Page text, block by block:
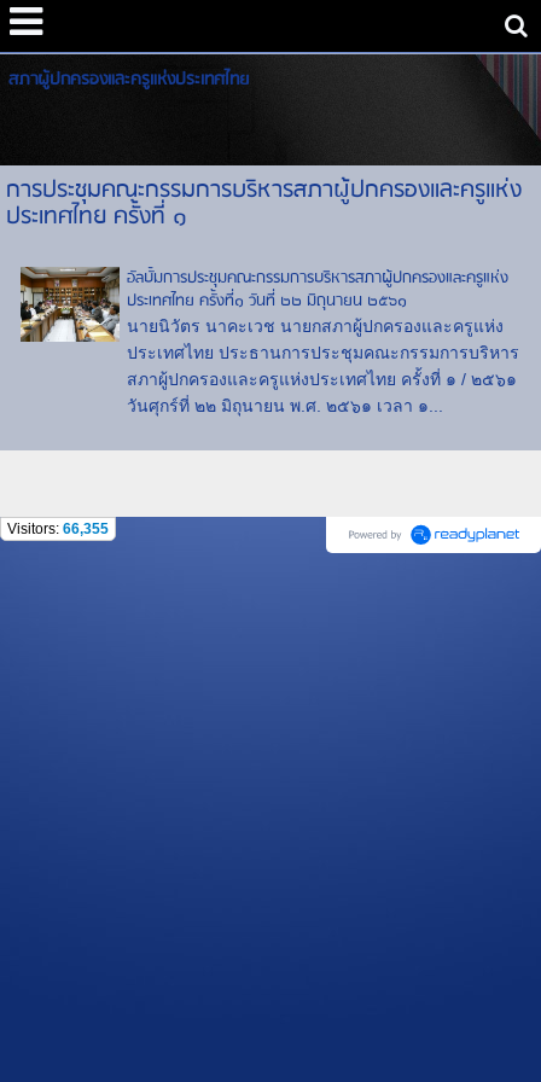
สภาผู้ปกครองและครูแห่งประเทศไทย
การประชุมคณะกรรมการบริหารสภาผู้ปกครองและครูแห่ง
ประเทศไทย ครั้งที่ ๑
อัลบั้มการประชุมคณะกรรมการบริหารสภาผู้ปกครองและครูแห่ง
ประเทศไทย ครั้งที่๑ วันที่ ๒๒ มิถุนายน ๒๕๖๑
นายนิวัตร นาคะเวช นายกสภาผู้ปกครองและครูแห่ง
ประเทศไทย ประธานการประชุมคณะกรรมการบริหาร
สภาผู้ปกครองและครูแห่งประเทศไทย ครั้งที่ ๑ / ๒๕๖๑
วันศุกร์ที่ ๒๒ มิถุนายน พ.ศ. ๒๕๖๑ เวลา ๑...
Visitors: 66,355